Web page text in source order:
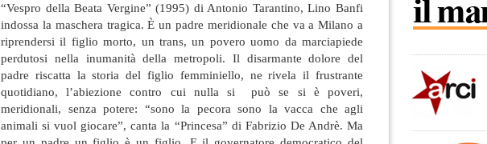
“Vespro della Beata Vergine” (1995) di Antonio Tarantino, Lino Banfi
indossa la maschera tragica. È un padre meridionale che va a Milano a
riprendersi il figlio morto, un trans, un povero uomo da marciapiede
perdutosi nella inumanità della metropoli. Il disarmante dolore del
padre riscatta la storia del figlio femminiello, ne rivela il frustrante
quotidiano, l’abiezione contro cui nulla si può se si è poveri,
meridionali, senza potere: “sono la pecora sono la vacca che agli
animali si vuol giocare”, canta la “Princesa” di Fabrizio De Andrè. Ma